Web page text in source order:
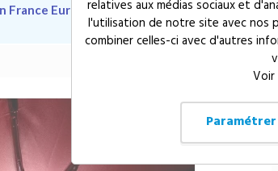
relatives aux médias sociaux et
l'utilisation de notre site avec nos
combiner celles-ci avec d'autres
France Europe Promotions